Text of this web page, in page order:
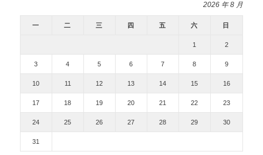
2026 年 8 月
一 二 三 四 五 六 日
1 2
3 4 5 6 7 8 9
10 11 12 13 14 15 16
17 18 19 20 21 22 23
24 25 26 27 28 29 30
31